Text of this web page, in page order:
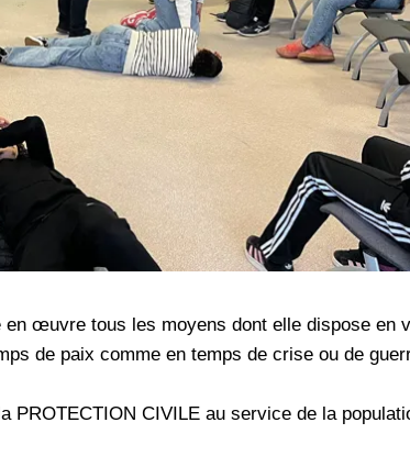
œuvre tous les moyens dont elle dispose en
de paix comme en temps de crise ou de
PROTECTION CIVILE au service de la